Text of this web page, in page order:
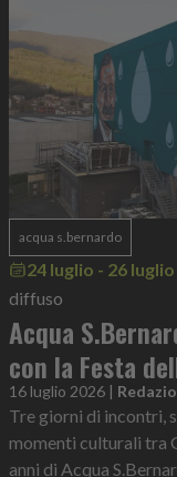
acqua s.bernardo
24 luglio - 26 luglio
diffuso
Acqua
con la Festa
16 luglio 2026 |
Tre giorni di incontri,
momenti culturali tra
anni di Acqua